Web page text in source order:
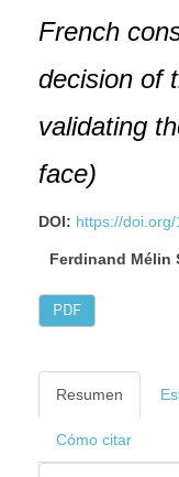
French
decision of
validating
face)
DOI: https://
Ferdinand Mélin
PDF
Resumen
Cómo citar